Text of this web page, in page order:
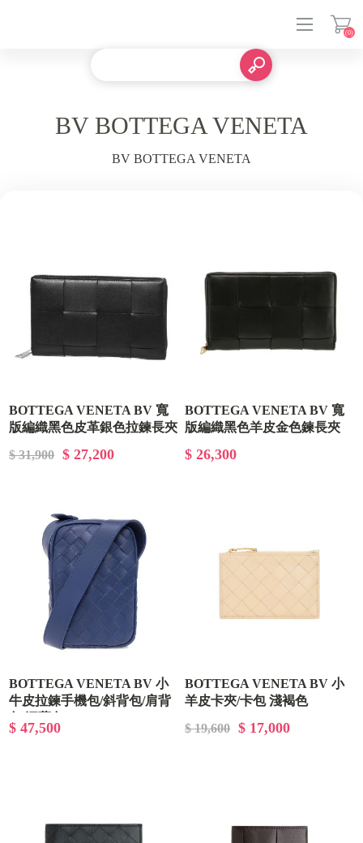
(0)
BV BOTTEGA VENETA
BV BOTTEGA VENETA
BOTTEGA VENETA BV 寬
版編織黑色皮革銀色拉鍊長夾
$ 31,900
$ 27,200
BOTTEGA VENETA BV 寬
版編織黑色羊皮金色鍊長夾
$ 26,300
BOTTEGA VENETA BV 小
牛皮拉鍊手機包/斜背包/肩背
4102
$ 47,500
BOTTEGA VENETA BV 小
羊皮卡夾/卡包 淺褐色
$ 19,600
$ 17,000